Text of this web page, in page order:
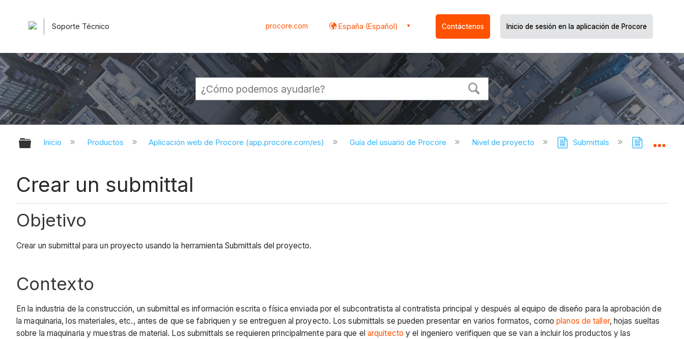
Soporte Técnico procore.com España (Español) Contáctenos Inicio de sesión en la aplicación de Procore
Expandir/contraer jerarquía global
Inicio Productos Aplicación web de Procore (app.procore.com/es) Guía del usuario de Procore Nivel de proyecto Submittals
Crear un submittal
Objetivo
Crear un submittal para un proyecto usando la herramienta Submittals del proyecto.
Contexto
En la industria de la construcción, un submittal es información escrita o física enviada por el subcontratista al contratista principal y después al equipo de diseño para la aprobación de
la maquinaria, los materiales, etc., antes de que se fabriquen y se entreguen al proyecto. Los submittals se pueden presentar en varios formatos, comoplanos de taller, hojas sueltas
sobre la maquinaria y muestras de material. Los submittals se requieren principalmente para que el arquitecto y el ingeniero verifiquen que se van a incluir los productos y las